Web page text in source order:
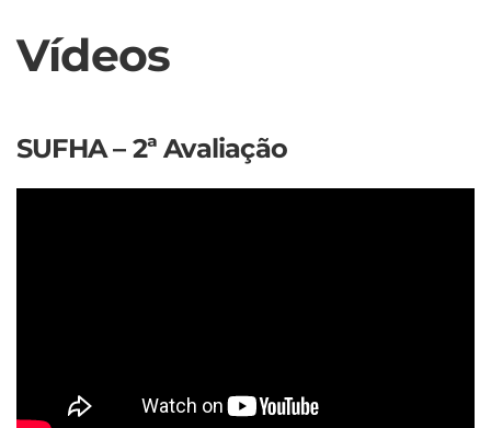
Vídeos
SUFHA – 2ª Avaliação